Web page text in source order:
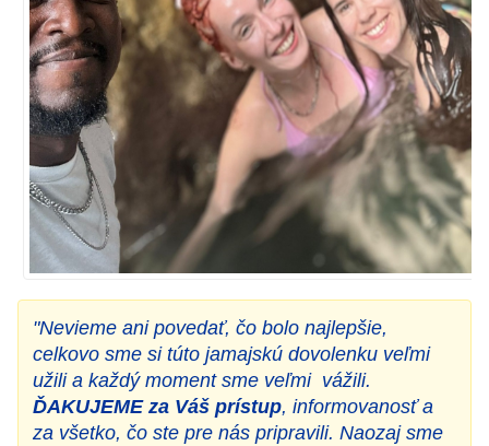
"Nevieme ani povedať, čo bolo najlepšie,
celkovo sme si túto jamajskú dovolenku veľmi
užili a každý moment sme veľmi vážili.
ĎAKUJEME za Váš prístup, informovanosť a
za všetko, čo ste pre nás pripravili. Naozaj sme